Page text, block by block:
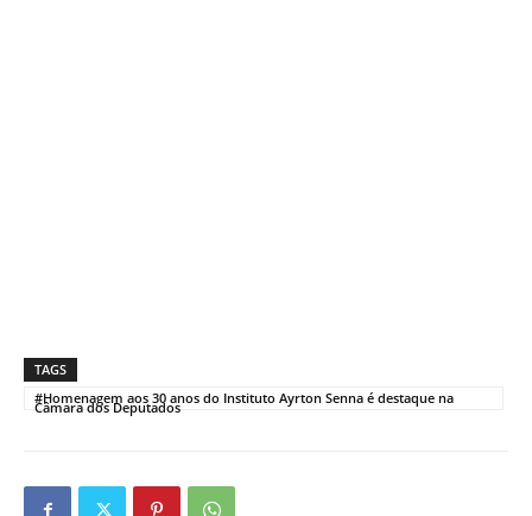
TAGS
#Homenagem aos 30 anos do Instituto Ayrton Senna é destaque na
Câmara dos Deputados